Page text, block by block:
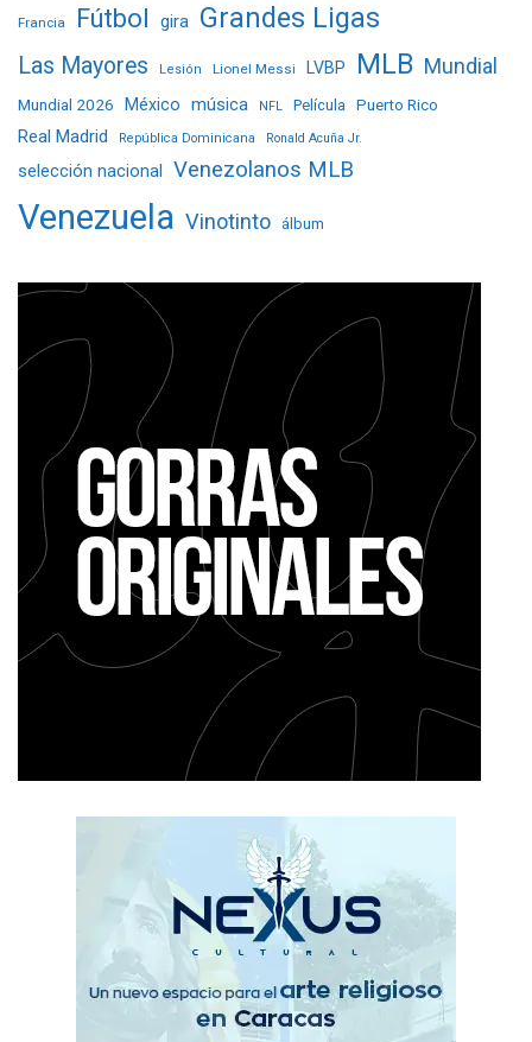
Francia Fútbol gira Grandes Ligas
Las Mayores Lesión Lionel Messi LVBP MLB Mundial
Mundial 2026 México música NFL Película Puerto Rico
Real Madrid República Dominicana Ronald Acuña Jr.
selección nacional Venezolanos MLB
Venezuela Vinotinto álbum